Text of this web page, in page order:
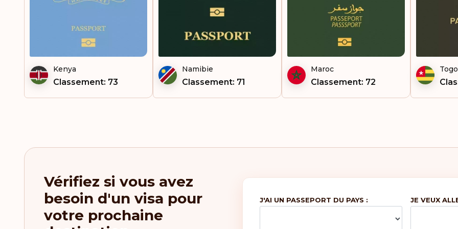
Kenya
Classement: 73
Namibie
Classement: 71
Maroc
Classement: 72
Togo
Vérifiez si vous avez
besoin d'un visa pour
votre prochaine
J'AI UN PASSEPORT DU PAYS : JE VEUX